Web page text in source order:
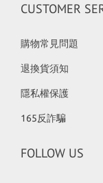
CUSTOMER
購物常見問題
退換貨須知
隱私權保護
165反詐騙
FOLLOW US